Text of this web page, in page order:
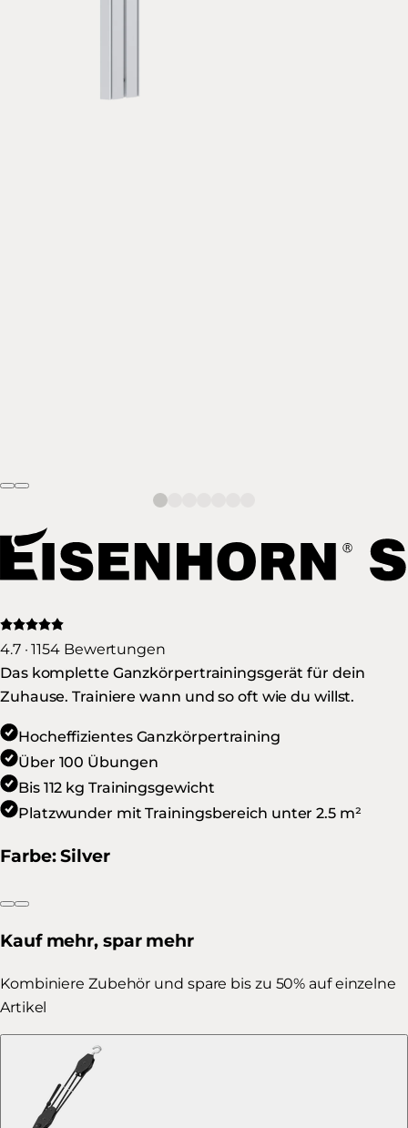
4.7 · 1154 Bewertungen
Das komplette Ganzkörpertrainingsgerät für dein
Zuhause. Trainiere wann und so oft wie du willst.
Hocheffizientes Ganzkörpertraining
Über 100 Übungen
Bis 112 kg Trainingsgewicht
Platzwunder mit Trainingsbereich unter 2.5 m²
Farbe: Silver
Kauf mehr, spar mehr
Kombiniere Zubehör und spare bis zu 50% auf einzelne
Artikel